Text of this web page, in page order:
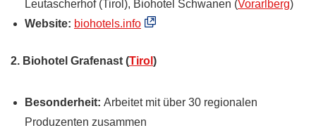
Leutascherhof (Tirol), Biohotel Schwanen (Vorarlberg)
Website: biohotels.info
2. Biohotel Grafenast (Tirol )
Besonderheit: Arbeitet mit über 30 regionalen
Produzenten zusammen